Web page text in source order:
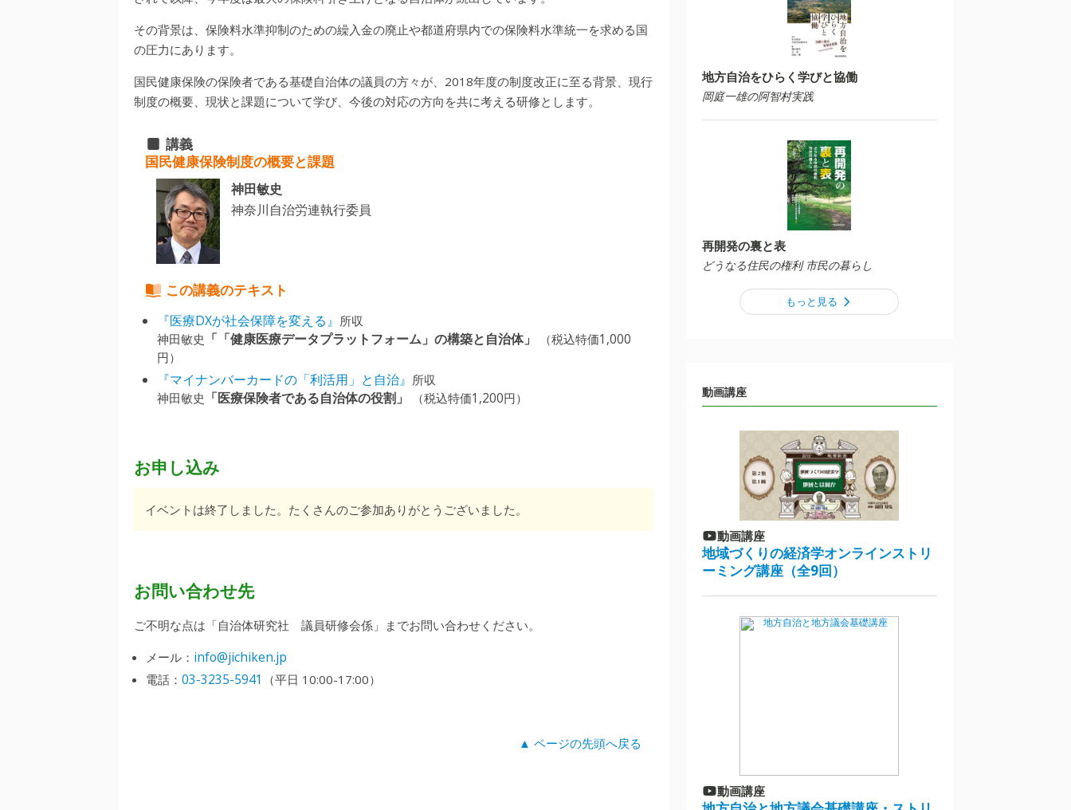
その背景は、保険料水準抑制のための繰入金の廃止や都道府県内での保険料水準統一を求める国
の圧力にあります。
国民健康保険の保険者である基礎自治体の議員の方々が、2018年度の制度改正に至る背景、現行
制度の概要、現状と課題について学び、今後の対応の方向を共に考える研修とします。
講義
国民健康保険制度の概要と課題
神田敏史
神奈川自治労連執行委員
この講義のテキスト
『医療DXが社会保障を変える』 所収
神田敏史 「「健康医療データプラットフォーム」の構築と自治体」
（税込特価1,000
円）
『マイナンバーカードの「利活用」と自治』 所収
神田敏史 「医療保険者である自治体の役割」 （税込特価1,200円）
お申し込み
イベントは終了しました。たくさんのご参加ありがとうございました。
お問い合わせ先
ご不明な点は「自治体研究社 議員研修会係」までお問い合わせください。
メール： info@jichiken.jp
電話：03-3235-5941 （平日 10:00-17:00）
▲ ページの先頭へ戻る
地方自治をひらく学びと協働
岡庭一雄の阿智村実践
再開発の裏と表
どうなる住民の権利 市民の暮らし
もっと見る
動画講座
動画講座
地域づくりの経済学オンラインストリ
ーミング講座（全9回）
動画講座